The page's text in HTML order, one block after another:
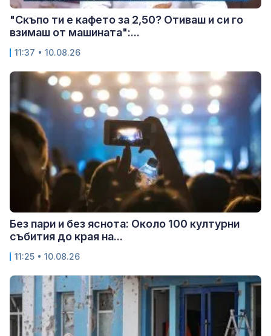
"Скъпо ти е кафето за 2,50? Отиваш и си го
взимаш от машината":...
11:37 • 10.08.26
Без пари и без яснота: Около 100 културни
събития до края на...
11:25 • 10.08.26